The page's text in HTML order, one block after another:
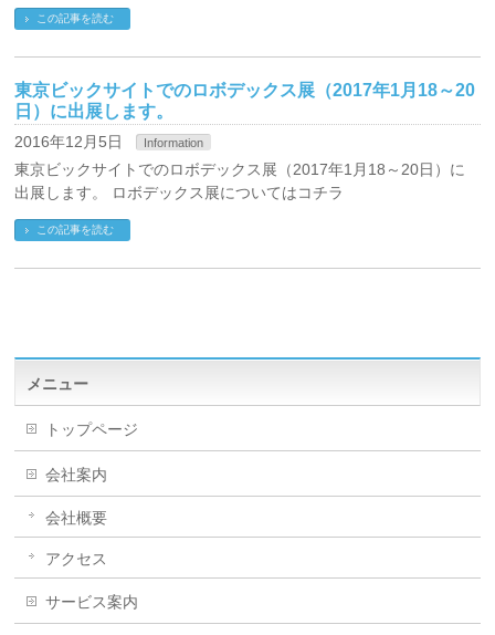
この記事を読む
東京ビックサイトでのロボデックス展（2017年1月18～20
日）に出展します。
2016年12月5日 Information
東京ビックサイトでのロボデックス展（2017年1月18～20日）に
出展します。 ロボデックス展についてはコチラ
この記事を読む
メニュー
トップページ
会社案内
会社概要
アクセス
サービス案内